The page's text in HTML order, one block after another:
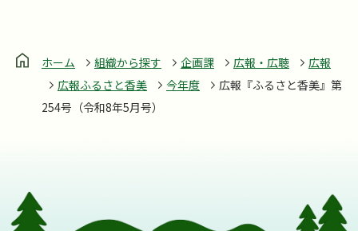
ホーム 組織から探す 企画課 広報・広聴
広報
広報ふるさと香美
今年度
広報『ふるさと香美』第
254号（令和8年5月号）